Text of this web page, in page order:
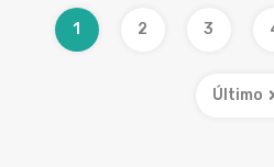
1 2 3
Último